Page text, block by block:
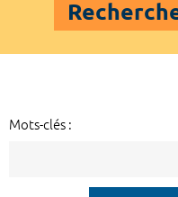
Mots-clés :